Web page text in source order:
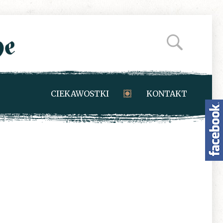
CIEKAWOSTKI KONTAKT